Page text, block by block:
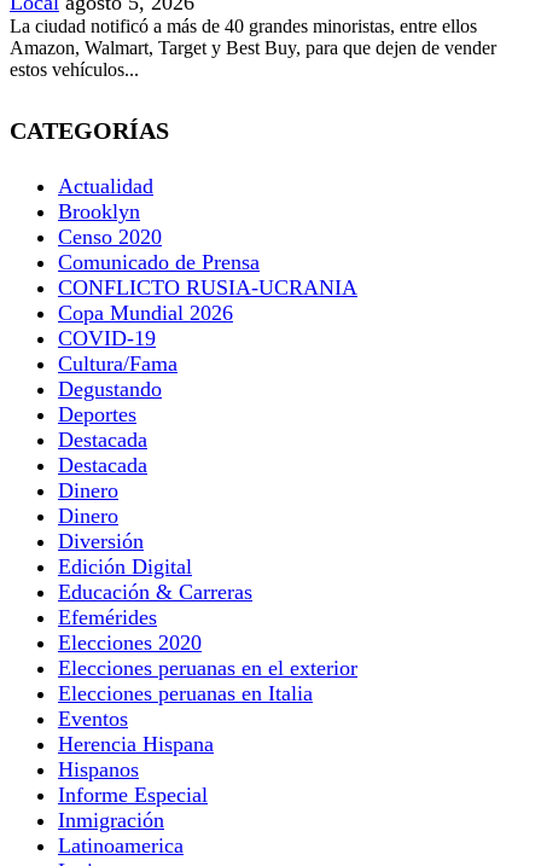
La ciudad notificó a más de 40 grandes minoristas, entre ellos
Amazon, Walmart, Target y Best Buy, para que dejen de vender
estos vehículos...
CATEGORÍAS
Actualidad
Brooklyn
Censo 2020
Comunicado de Prensa
CONFLICTO RUSIA-UCRANIA
Copa Mundial 2026
COVID-19
Cultura/Fama
Degustando
Deportes
Destacada
Destacada
Dinero
Dinero
Diversión
Edición Digital
Educación & Carreras
Efemérides
Elecciones 2020
Elecciones peruanas en el exterior
Elecciones peruanas en Italia
Eventos
Herencia Hispana
Hispanos
Informe Especial
Inmigración
Latinoamerica